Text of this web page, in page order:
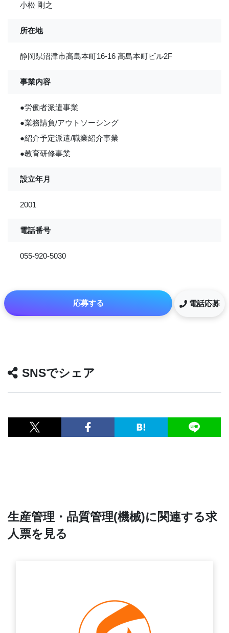
小松 剛之
所在地
静岡県沼津市高島本町16-16 高島本町ビル2F
事業内容
●労働者派遣事業
●業務請負/アウトソーシング
●紹介予定派遣/職業紹介事業
●教育研修事業
設立年月
2001
電話番号
055-920-5030
応募する 電話応募
SNSでシェア
生産管理・品質管理(機械)に関連する求
人票を見る